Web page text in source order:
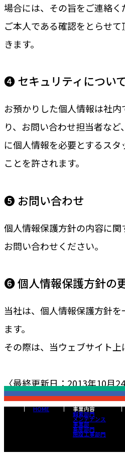
場合には、その旨をご連絡く
ご本人である確認をとらせ
きます。
❹ セキュリティについ
お預かりした個人情報は社
り、お問い合わせ担当者な
に個人情報を必要とするス
ことを許されます。
❺ お問い合わせ
個人情報保護方針の内容に
お問い合わせください。
❻ 個人情報保護方針の
当社は、個人情報保護方針
ます。
その際は、当ウェブサイト上
〈最終更新日：2013年10月
HOME 事業内容
鋼索部門
メンテナンス
事業部
畜産部門
施設工事部門